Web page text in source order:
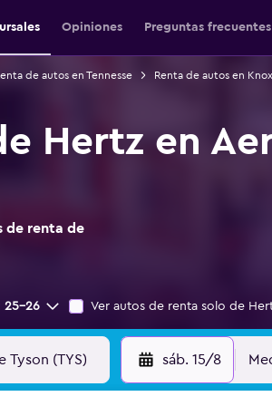
Opiniones Preguntas frecuentes
de autos en Tennesse Renta de autos en
Hertz en
de renta de
25-26 Ver autos de renta solo de
sáb. 15/8